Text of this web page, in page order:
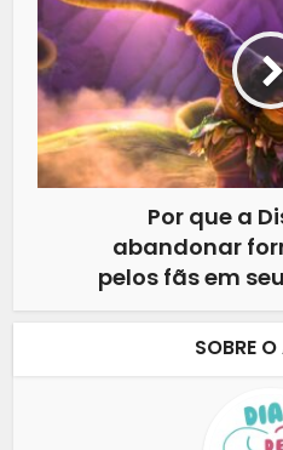
Por que a
abandonar
pelos fãs em
SOBRE